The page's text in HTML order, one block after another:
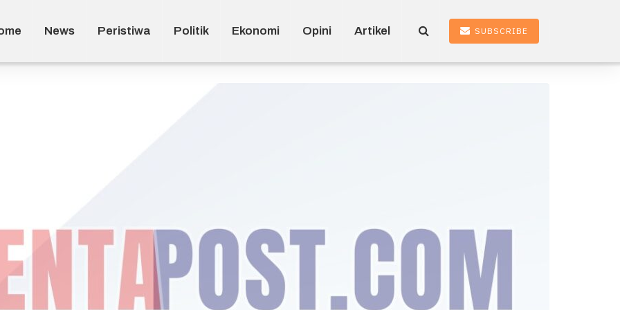
News Peristiwa Politik Ekonomi Opini Artikel SUBSCRIBE